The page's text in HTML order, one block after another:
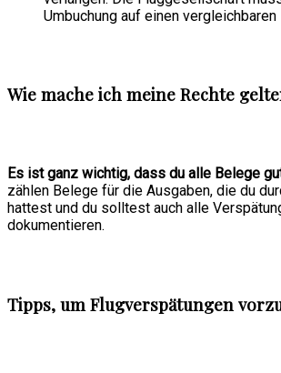
Umbuchung auf einen vergleichbaren
Wie mache ich meine Rechte
Es ist ganz wichtig, dass du alle Belege
zählen Belege für die Ausgaben, die du
hattest und du solltest auch alle
dokumentieren.
Tipps, um Flugverspätungen